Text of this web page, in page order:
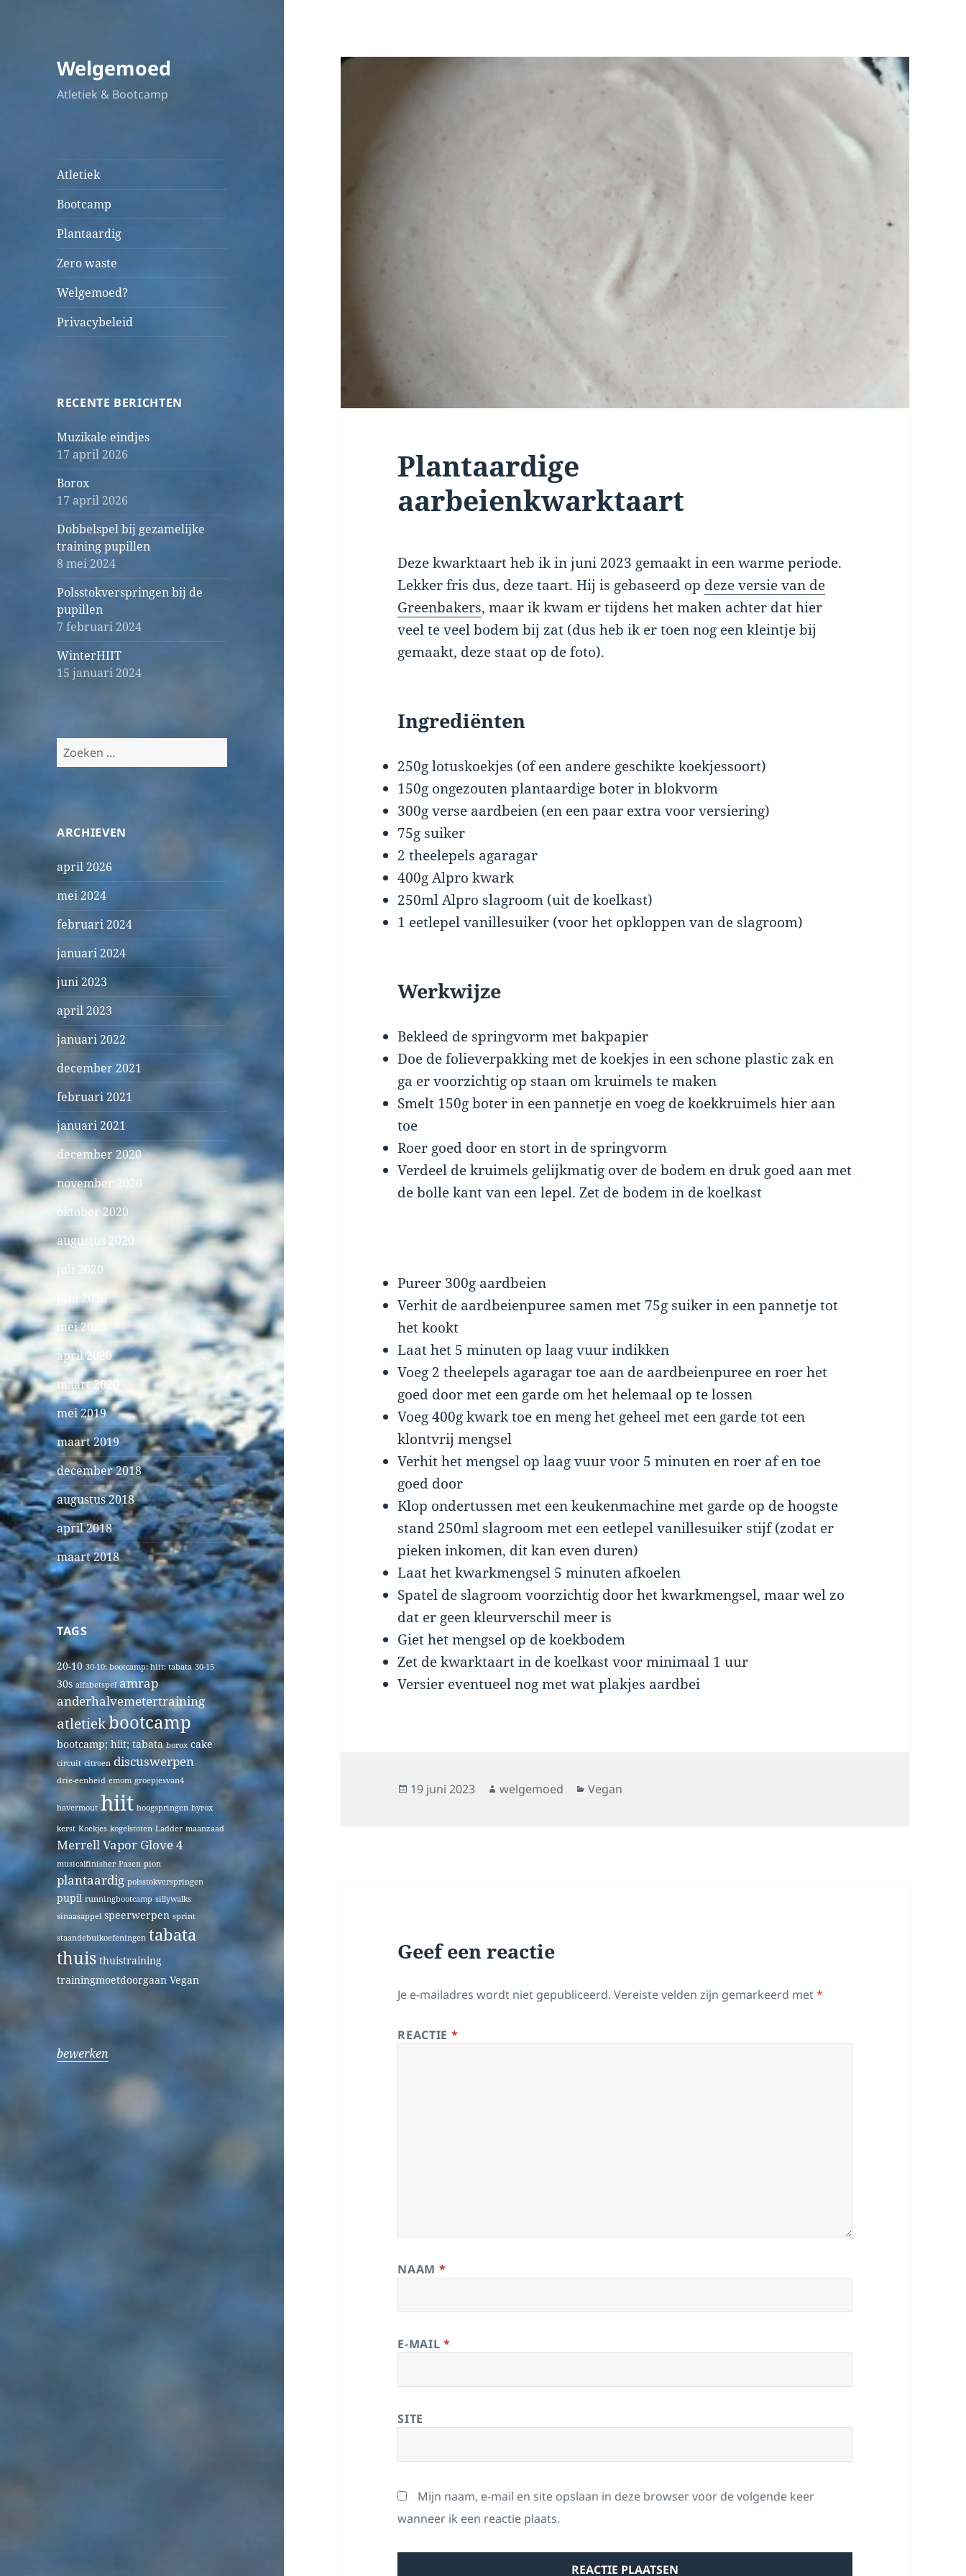
Welgemoed
Atletiek & Bootcamp
Atletiek
Bootcamp
Plantaardig
Zero waste
Welgemoed?
Privacybeleid
RECENTE BERICHTEN
Muzikale eindjes
17 april 2026
Borox
17 april 2026
Dobbelspel bij gezamelijke
training pupillen
8 mei 2024
Polsstokverspringen bij de
pupillen
7 februari 2024
WinterHIIT
15 januari 2024
Zoeken
naar:
ARCHIEVEN
april 2026
mei 2024
februari 2024
januari 2024
juni 2023
april 2023
januari 2022
december 2021
februari 2021
januari 2021
december 2020
november 2020
oktober 2020
augustus 2020
juli 2020
juni 2020
mei 2020
april 2020
maart 2020
mei 2019
maart 2019
december 2018
augustus 2018
april 2018
maart 2018
TAGS
20-10 30-10; bootcamp; hiit; tabata 30-15
30s alfabetspel amrap
anderhalvemetertraining
atletiekbootcamp
bootcamp; hiit; tabata borox cake
circuit citroen discuswerpen
drie-eenheid emom groepjesvan4
havermout hiit hoogspringen hyrox
kerst Koekjes kogelstoten Ladder maanzaad
Merrell Vapor Glove 4
musicalfinisher Pasen pion
plantaardig polsstokverspringen
pupil runningbootcamp sillywalks
sinaasappel speerwerpen sprint
staandebuikoefeningen tabata
thuis thuistraining
trainingmoetdoorgaan Vegan
bewerken
Plantaardige
aarbeienkwarktaart
Deze kwarktaart heb ik in juni 2023 gemaakt in een warme periode.
Lekker fris dus, deze taart. Hij is gebaseerd op deze versie van de
Greenbakers, maar ik kwam er tijdens het maken achter dat hier
veel te veel bodem bij zat (dus heb ik er toen nog een kleintje bij
gemaakt, deze staat op de foto).
Ingrediënten
250g lotuskoekjes (of een andere geschikte koekjessoort)
150g ongezouten plantaardige boter in blokvorm
300gverse aardbeien (en een paar extra voor versiering)
75g suiker
2 theelepels agaragar
400g Alpro kwark
250ml Alpro slagroom (uit de koelkast)
1 eetlepelvanillesuiker (voor het opkloppen van de slagroom)
Werkwijze
Bekleed de springvorm met bakpapier
Doe de folieverpakking met de koekjes in een schone plastic zak en
ga er voorzichtig op staan om kruimels te maken
Smelt 150g boter in een pannetje en voeg de koekkruimels hier aan
toe
Roer goed door en stort in de springvorm
Verdeel de kruimels gelijkmatig over de bodem en druk goed aan met
de bolle kant van een lepel. Zet de bodem in de koelkast
Pureer 300g aardbeien
Verhit de aardbeienpuree samen met 75g suiker in een pannetje tot
het kookt
Laat het 5 minuten op laag vuur indikken
Voeg 2 theelepels agaragar toe aan de aardbeienpuree en roer het
goed door met een garde om het helemaal op te lossen
Voeg 400g kwark toe en meng het geheel met een garde tot een
klontvrij mengsel
Verhit het mengsel op laag vuur voor 5 minuten en roer af en toe
goed door
Klop ondertussen met een keukenmachine met garde op de hoogste
stand 250ml slagroom met een eetlepel vanillesuiker stijf (zodat er
pieken inkomen, dit kan even duren)
Laat het kwarkmengsel 5 minuten afkoelen
Spatel de slagroom voorzichtig door het kwarkmengsel, maar wel zo
dat er geen kleurverschil meer is
Giet het mengsel op de koekbodem
Zet de kwarktaart in de koelkast voor minimaal 1 uur
Versier eventueel nog met wat plakjes aardbei
Geplaatst
19 juni 2023 Auteur
welgemoed Categorieën
Vegan
Geef een reactie
Je e-mailadres wordt niet gepubliceerd. Vereiste velden zijn gemarkeerd met*
REACTIE *
NAAM *
E-MAIL *
SITE
Mijn naam, e-mail en site opslaan in deze browser voor de volgende keer
wanneer ik een reactie plaats.